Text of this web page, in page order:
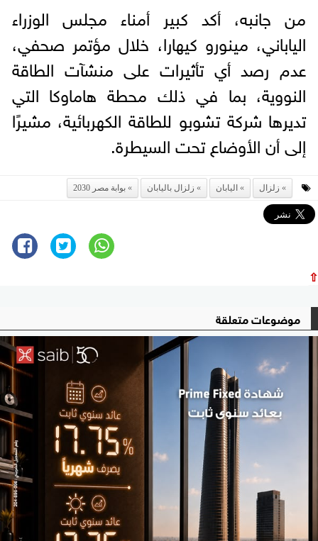
من جانبه، أكد كبير أمناء مجلس الوزراء
الياباني، مينورو كيهارا، خلال مؤتمر صحفي،
عدم رصد أي تأثيرات على منشآت الطاقة
النووية، بما في ذلك محطة هاماوكا التي
تديرها شركة تشوبو للطاقة الكهربائية، مشيرًا
إلى أن الأوضاع تحت السيطرة.
زلزال اليابان زلزال باليابان بوابة مصر 2030
⇧
موضوعات متعلقة